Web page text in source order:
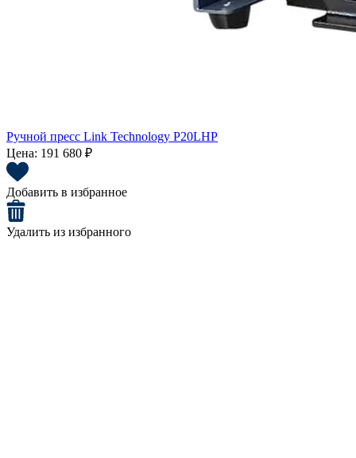
Ручной пресс Link Technology P20LHP
Цена: 191 680 ₽
Добавить в избранное
Удалить из избранного